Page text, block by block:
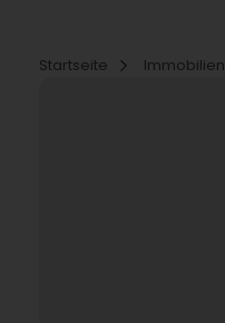
Startseite
Immobilien